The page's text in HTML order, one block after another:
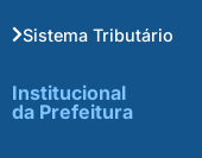
Sistema Tributário
Institucional
da Prefeitura